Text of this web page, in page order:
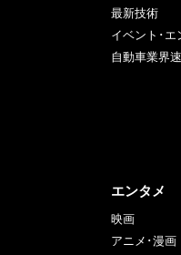
最新技術
イベント･エ
自動車業界
エンタメ
映画
アニメ･漫画